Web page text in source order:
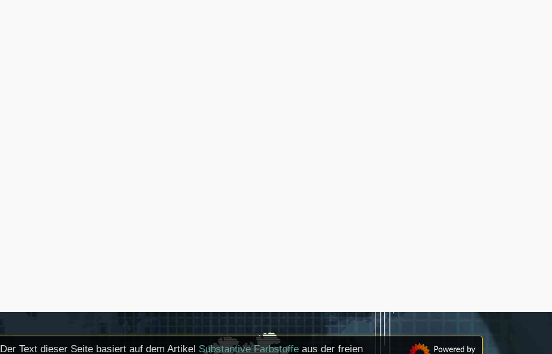
Der Text dieser Seite basiert auf dem Artikel Substantive Farbstoffe aus der freien